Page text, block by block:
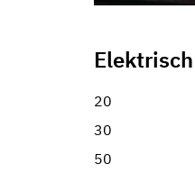
Elektrisch
20
30
50